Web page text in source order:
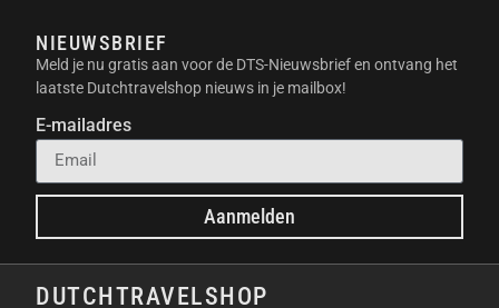
beneden gerichte infrarood detectie. Aan de voorzijde
vind je ook een LiDAR-sensor. Dit systeem detecteert
obstakels vanuit meerdere richtingen. Hierdoor vliegt
de drone veel veiliger en vermijd je ongewenste
crashes.
FLY MORE COMBO INHOUD
De “Fly More Combo” bevat essentiële extra’s voor
NIEUWSBRIEF
Meld je nu gratis aan voor de DTS-Nieuwsbrief en ontvang het
laatste Dutchtravelshop nieuws in je mailbox!
E-mailadres
Aanmelden
DUTCHTRAVELSHOP